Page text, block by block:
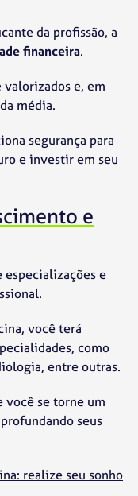
da profissão, a
financeira.
e, em
média.
segurança para
e investir em seu
e
especializações e
você terá
como
entre outras.
você se torne um
seus
realize seu sonho